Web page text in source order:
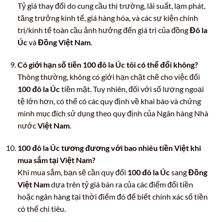
Tỷ giá thay đổi do cung cầu thị trường, lãi suất, lạm phát,
tăng trưởng kinh tế, giá hàng hóa, và các sự kiện chính
trị/kinh tế toàn cầu ảnh hưởng đến giá trị của đồngĐô la
ÚcvàĐồng Việt Nam.
Có giới hạn số tiền 100 đô la Úc tôi có thể đổi không?
Thông thường, không có giới hạn chặt chẽ cho việc đổi
100 đô la Úctiền mặt. Tuy nhiên, đối với số lượng ngoại
tệ lớn hơn, có thể có các quy định về khai báo và chứng
minh mục đích sử dụng theo quy định của Ngân hàng Nhà
nướcViệt Nam.
100 đô la Úc tương đương với bao nhiêu tiền Việt khi
mua sắm tại Việt Nam?
Khi mua sắm, bạn sẽ cần quy đổi 100 đô la ÚcsangĐồng
Việt Namdựa trên tỷ giá bán ra của các điểm đổi tiền
hoặc ngân hàng tại thời điểm đó để biết chính xác số tiền
có thể chi tiêu.